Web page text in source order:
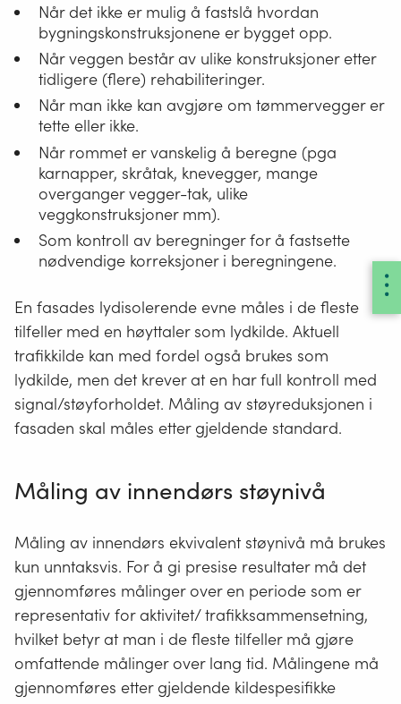
Når det ikke er mulig å fastslå hvordan
bygningskonstruksjonene er bygget opp.
Når veggen består av ulike konstruksjoner etter
tidligere (flere) rehabiliteringer.
Når man ikke kan avgjøre om tømmervegger er
tette eller ikke.
Når rommet er vanskelig å beregne (pga
karnapper, skråtak, knevegger, mange
overganger vegger-tak, ulike
veggkonstruksjoner mm).
Som kontroll av beregninger for å fastsette
nødvendige korreksjoner i beregningene.
En fasades lydisolerende evne måles i de fleste
tilfeller med en høyttaler som lydkilde. Aktuell
trafikkilde kan med fordel også brukes som
lydkilde, men det krever at en har full kontroll med
signal/støyforholdet. Måling av støyreduksjonen i
fasaden skal måles etter gjeldende standard.
Måling av innendørs støynivå
Måling av innendørs ekvivalent støynivå må brukes
kun unntaksvis. For å gi presise resultater må det
gjennomføres målinger over en periode som er
representativ for aktivitet/ trafikksammensetning,
hvilket betyr at man i de fleste tilfeller må gjøre
omfattende målinger over lang tid. Målingene må
gjennomføres etter gjeldende kildespesifikke